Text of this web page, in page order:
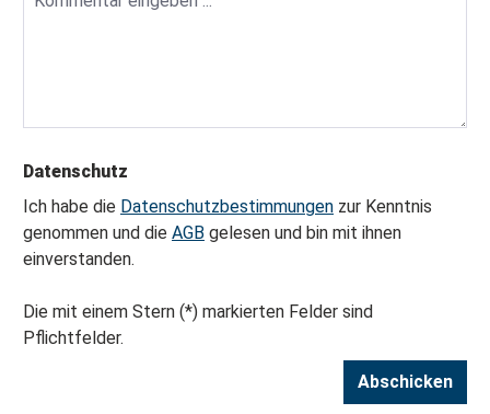
Datenschutz
Ich habe die Datenschutzbestimmungen zur Kenntnis
genommen und die AGB gelesen und bin mit ihnen
einverstanden.
Die mit einem Stern (*) markierten Felder sind
Pflichtfelder.
Abschicken